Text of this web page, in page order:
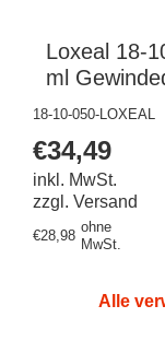
Loxeal 18-
ml
18-10-050-LOXEAL
Regulärer
Preis
€34,49
inkl. MwSt.
zzgl. Versand
Regulärer
€28,98
ohne
MwSt.
Alle